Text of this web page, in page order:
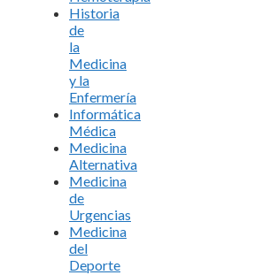
Historia
de
la
Medicina
y la
Enfermería
Informática
Médica
Medicina
Alternativa
Medicina
de
Urgencias
Medicina
del
Deporte